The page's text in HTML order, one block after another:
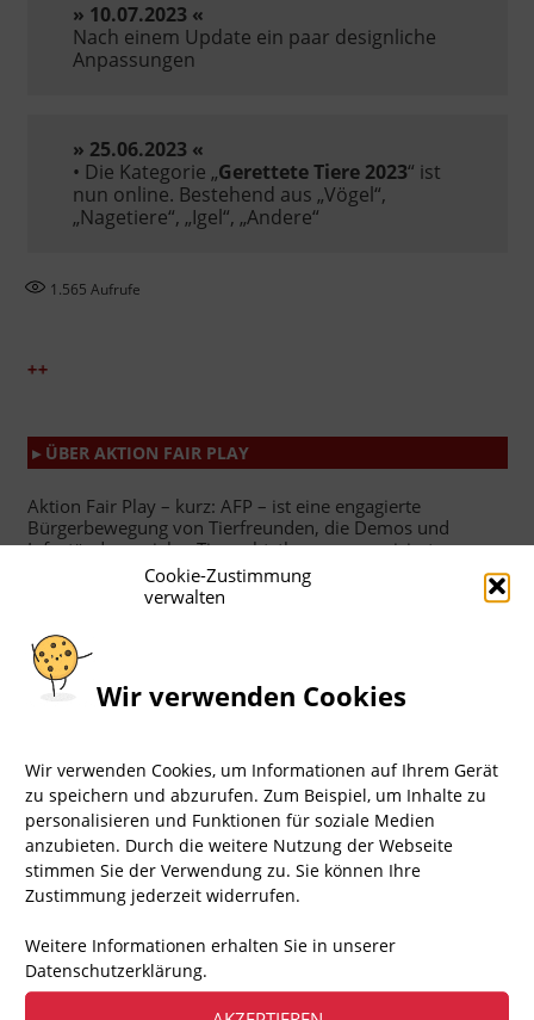
Cookie-Zustimmung
verwalten
Wir verwenden Cookies
Wir verwenden Cookies, um Informationen auf Ihrem Gerät
zu speichern und abzurufen. Zum Beispiel, um Inhalte zu
personalisieren und Funktionen für soziale Medien
anzubieten. Durch die weitere Nutzung der Webseite
stimmen Sie der Verwendung zu. Sie können Ihre
Zustimmung jederzeit widerrufen.
Weitere Informationen erhalten Sie in unserer
Datenschutzerklärung.
» 10.07.2023 «
Nach einem Update ein paar designliche
Anpassungen
» 25.06.2023 «
• Die Kategorie „Gerettete Tiere 2023“ ist
nun online. Bestehend aus „Vögel“,
„Nagetiere“, „Igel“, „Andere“
1.565 Aufrufe
▸ ÜBER AKTION FAIR PLAY
Aktion Fair Play – kurz: AFP – ist eine engagierte
Bürgerbewegung von Tierfreunden, die Demos und
Infostände zu vielen Tierrechtsthemen organisiert.
Das sind wir, Team Berlin
▸ ANSTEHENDE TERMINE